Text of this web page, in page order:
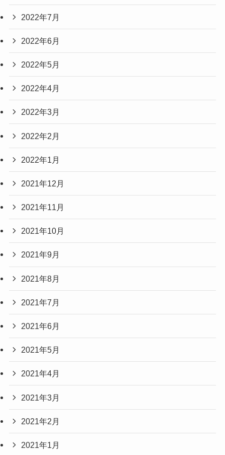
2022年7月
2022年6月
2022年5月
2022年4月
2022年3月
2022年2月
2022年1月
2021年12月
2021年11月
2021年10月
2021年9月
2021年8月
2021年7月
2021年6月
2021年5月
2021年4月
2021年3月
2021年2月
2021年1月